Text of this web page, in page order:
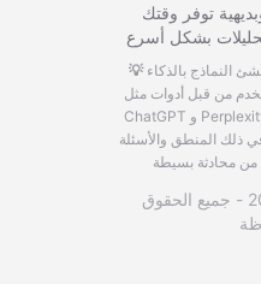
توفر وقتك
النماذج بالذكاء
من قبل أدوات مثل
ذلك المنطق والأسئلة
حقوق النشر © 2026 - جميع الحقوق